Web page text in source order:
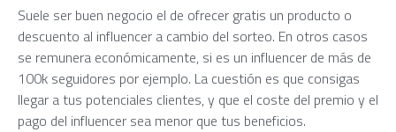
Suele ser buen negocio el de ofrecer gratis un producto o
descuento al influencer a cambio del sorteo. En otros casos
se remunera económicamente, si es un influencer de más de
100k seguidores por ejemplo. La cuestión es que consigas
llegar a tus potenciales clientes, y que el coste del premio y el
pago del influencer sea menor que tus beneficios.